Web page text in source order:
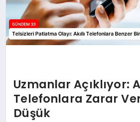
Uzmanlar Açıklıyor:
Telefonlara Zarar
Düşük